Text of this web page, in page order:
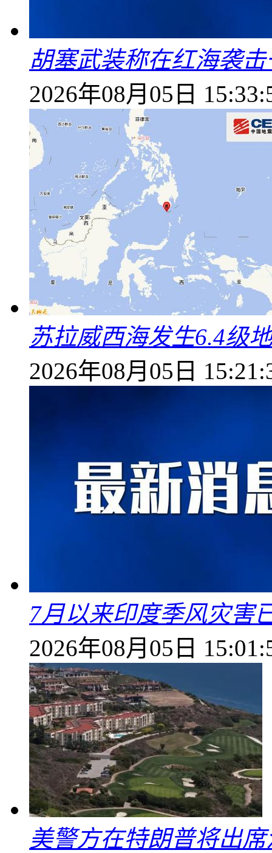
胡塞武装称在红海袭
2026年08月05日
苏拉威西海发生6.4级
2026年08月05日
7月以来印度季风灾害
2026年08月05日
美警方在特朗普将出